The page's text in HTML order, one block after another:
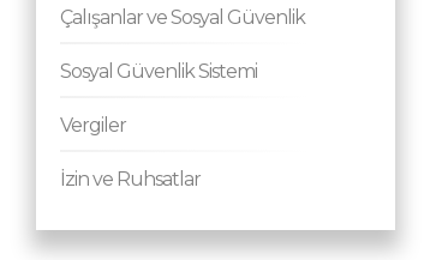
Çalışanlar ve Sosyal Güvenlik
Sosyal Güvenlik Sistemi
Vergiler
İzin ve Ruhsatlar